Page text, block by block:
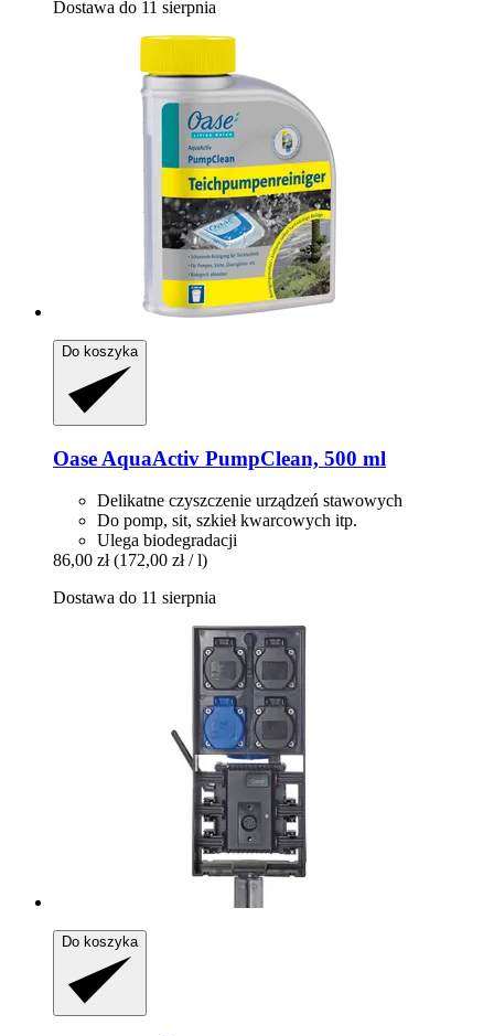
Dostawa do 11 sierpnia
Do koszyka
Oase AquaActiv PumpClean, 500 ml
Delikatne czyszczenie urządzeń stawowych
Do pomp, sit, szkieł kwarcowych itp.
Ulega biodegradacji
86,00 zł (172,00 zł / l)
Dostawa do 11 sierpnia
Do koszyka